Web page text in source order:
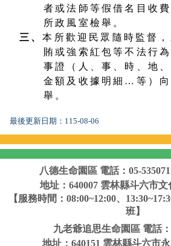
者或法師等假借名目收
所政風室檢舉。
三、本所歡迎民眾隨時監督
賄或強索紅包等不法行
事證（人、事、時、地
金額及收據明細…等）
舉。
最後更新日期： 115-08-06
八德生命園區 電話：05-
地址：640007 雲林縣斗六市文
【服務時間：08:00~12:00、
班】
九老爺追思生命園區 電話
地址：640151 雲林縣斗六市